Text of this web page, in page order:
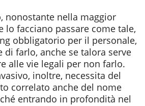
nonostante nella maggior
lo facciano passare come tale,
obbligatorio per il personale,
di farlo, anche se talora serve
alle vie legali per non farlo.
inoltre, necessita del
correlato anche del nome
entrando in profondità nel